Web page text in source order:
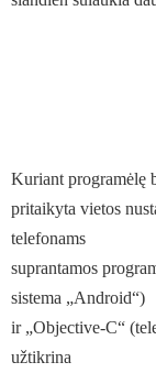
Kuriant programėlę
pritaikyta vietos
telefonams
suprantamos
sistema „Android“)
ir „Objective-C“
užtikrina